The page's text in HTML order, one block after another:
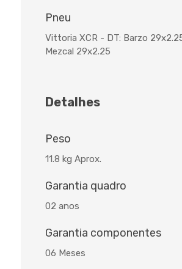
Pneu
Vittoria XCR - DT: Barzo
Mezcal 29x2.25
Detalhes
Peso
11.8 kg Aprox.
Garantia quadro
02 anos
Garantia componentes
06 Meses